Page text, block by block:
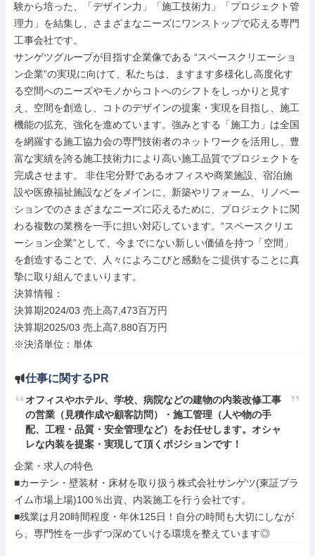
験から培った、「デザイン力」「施工技術力」「プロジェクト管
理力」を結集し、さまざまなニーズにワンストップで応える専門
工事会社です。
サンゲツグループが目指す企業像である “スペースクリエーショ
ン企業”の実現に向けて、私たちは、ますます多様化し高度化す
る空間へのニーズやモノからコトへのシフトをしっかりと見す
え、空間を創造し、コトのデザインの提案・実現を目指し、施工
機能の拡充、強化を進めています。強みとする「施工力」は全国
を網羅する施工協力会の専門技術者のネットワークを活用し、豊
富な実績を誇る施工技術力により高い施工品質でプロジェクトを
完成させます。 非住宅分野であるオフィスや商業施設、宿泊施
設や医療福祉施設などをメインに、新築やリフォーム、リノベー
ションでのさまざまなニーズに応えるために、プロジェクトに関
わる複数の業務を一手に担い対応しています。“スペースクリエ
ーション企業”として、今までにない新しい価値を持つ「空間」
を創造することで、人々によろこびと感動をご提供することに真
摯に取り組んでまいります。
決算情報：
決算期2024/03 売上高7,473百万円
決算期2025/03 売上高7,880百万円
※決済単位：単体
仕事に関するPR
オフィスやホテル、学校、病院などの建物の内装改修工事
の営業（見積作成や顧客訪問）・施工管理（人や物の手
配、工程・品質・安全管理など）をお任せします。オシャ
レな内装を提案・実現して頂くポジションです！
企業・求人の特色
■カーテン・壁装材・床材を取り扱う株式会社サンゲツ(東証プラ
イム市場上場)100％出資、内装施工を行う会社です。
■残業は月20時間程度・年休125日！自分の時間も大切にしなが
ら、専門性を一歩ずつ深めていける環境を整えています◎